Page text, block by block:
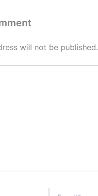
will not be published.